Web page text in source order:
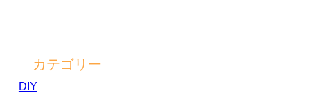
カテゴリー
DIY